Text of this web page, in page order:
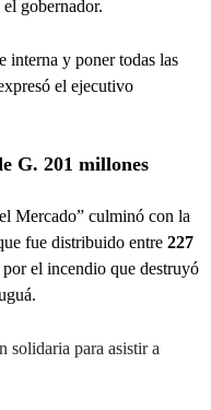
gobernador.
interna y poner todas las
el ejecutivo
G. 201 millones
Mercado” culminó con la
fue distribuido entre 227
por el incendio que destruyó
solidaria para asistir a